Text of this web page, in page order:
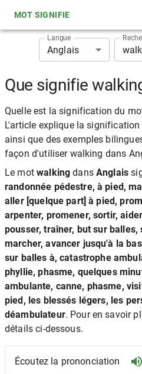
MOT SIGNIFIE
Langue
Anglais
Que signifie
Quelle est la signification du
L'article explique la
ainsi que des exemples
façon d'utiliser walking dans
Le motwalking dansAnglais
randonnée pédestre, à pied,
aller [quelque part] à pied,
arpenter, promener, sortir,
pousser, traîner, but sur
marcher, avancer jusqu'à la
sur balles à, catastrophe
phyllie, phasme, quelques
ambulante, canne, phasme,
pied, les blessés légers, les
déambulateur. Pour en savoir
détails ci-dessous.
Écoutez la prononciation